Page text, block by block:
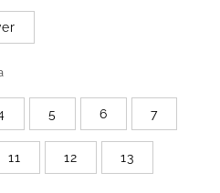
5 6 7
11 12 13